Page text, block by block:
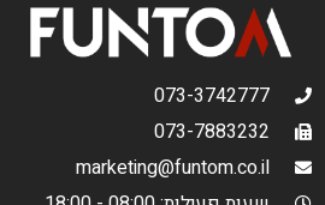
073-3742777
073-7883232
marketing@funtom.co.il